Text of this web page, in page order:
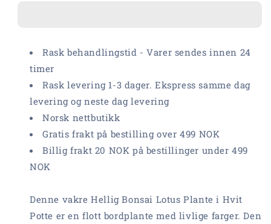
i
Hvit
Plastpotte
18cm
i
Plastpotte
18cm
Rask behandlingstid - Varer sendes innen 24
timer
Rask levering 1-3 dager. Ekspress samme dag
levering og neste dag levering
Norsk nettbutikk
Gratis frakt på bestilling over 499 NOK
Billig frakt 20 NOK på bestillinger under 499
NOK
Denne vakre Hellig Bonsai Lotus Plante i Hvit
Potte er en flott bordplante med livlige farger. Den